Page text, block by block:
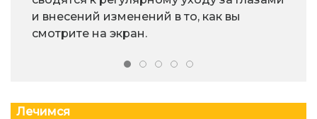
и внесений изменений в то, как вы
смотрите на экран.
Лечимся